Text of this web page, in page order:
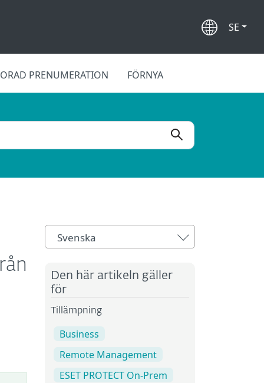
SE
PRENUMERATION FÖRNYA
Svenska
Den här artikeln gäller
för
Tillämpning
Business
Remote Management
ESET PROTECT On-Prem